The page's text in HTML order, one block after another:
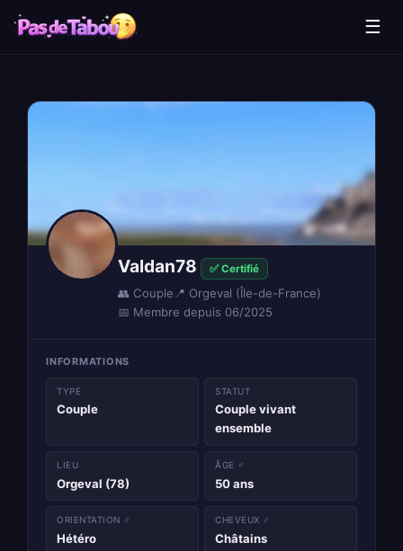
☰
Valdan78 ✅ Certifié
👥 Couple 📍 Orgeval (Île-de-France)
📅 Membre depuis 06/2025
INFORMATIONS
TYPE
Couple
STATUT
Couple vivant
ensemble
LIEU
Orgeval (78)
ÂGE ♂
50 ans
ORIENTATION ♂
Hétéro
CHEVEUX ♂
Châtains